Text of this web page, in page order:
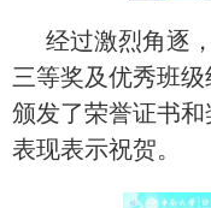
经过激烈角逐
三等奖及优秀班
颁发了荣誉证书
表现表示祝贺。